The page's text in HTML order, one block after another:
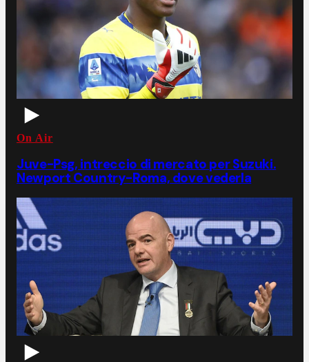
On Air
Juve-Psg, intreccio di mercato per Suzuki.
Newport Country-Roma, dove vederla